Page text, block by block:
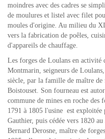
moindres avec des cadres se
de moulures et listel avec filet
moules d'origine. Au milieu du
vers la fabrication de poêles,
d'appareils de chauffage.
Les forges de Loulans en
Montmarin, seigneurs de
siècle, par la famille de maître
Boistouset. Son fourneau est
commune de mines en roche des
1791 à 1805 l'usine est
Gauthier, puis cédée vers 1820
Bernard Derosne, maître de